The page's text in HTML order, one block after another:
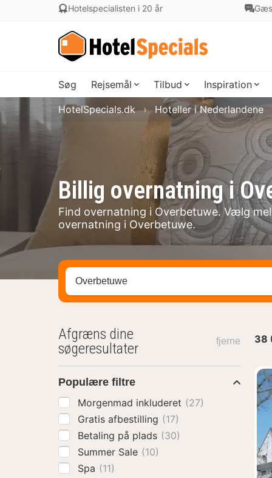
Hotelspecialisten i 20 år
Søg Rejsemål Tilbud Inspiration
Billig overnatning i
Find overnatning i Overbetuwe. Vælg
overnatning i Overbetuwe.
HotelSpecials.dk Hoteller i Nederlandene
Søg efter destination ...
38
Afgræns dine
søgeresultater
fjerne
Populære filtre
Morgenmad inkluderet (27)
Gratis afbestilling (17)
Betaling på plads (30)
Summer Sale (10)
Spa (11)